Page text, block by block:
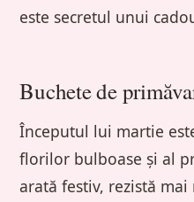
este secretul unui
Buchete de
Începutul lui martie
florilor bulboase și al
arată festiv, rezistă